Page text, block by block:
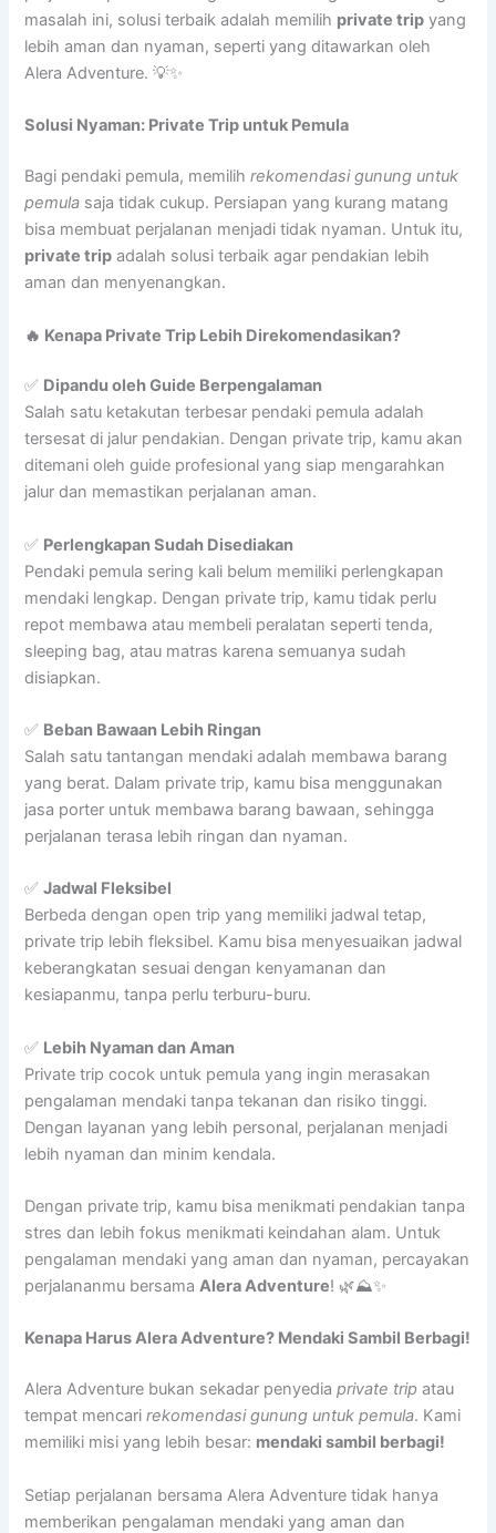
masalah ini, solusi terbaik adalah memilih private trip yang
lebih aman dan nyaman, seperti yang ditawarkan oleh
Alera Adventure. 💡✨
Solusi Nyaman: Private Trip untuk Pemula
Bagi pendaki pemula, memilihrekomendasi gunung untuk
pemula saja tidak cukup. Persiapan yang kurang matang
bisa membuat perjalanan menjadi tidak nyaman. Untuk itu,
private trip adalah solusi terbaik agar pendakian lebih
aman dan menyenangkan.
🔥 Kenapa Private Trip Lebih Direkomendasikan?
✅ Dipandu oleh Guide Berpengalaman
Salah satu ketakutan terbesar pendaki pemula adalah
tersesat di jalur pendakian. Dengan private trip, kamu akan
ditemani oleh guide profesional yang siap mengarahkan
jalur dan memastikan perjalanan aman.
✅ Perlengkapan Sudah Disediakan
Pendaki pemula sering kali belum memiliki perlengkapan
mendaki lengkap. Dengan private trip, kamu tidak perlu
repot membawa atau membeli peralatan seperti tenda,
sleeping bag, atau matras karena semuanya sudah
disiapkan.
✅ Beban Bawaan Lebih Ringan
Salah satu tantangan mendaki adalah membawa barang
yang berat. Dalam private trip, kamu bisa menggunakan
jasa porter untuk membawa barang bawaan, sehingga
perjalanan terasa lebih ringan dan nyaman.
✅Jadwal Fleksibel
Berbeda dengan open trip yang memiliki jadwal tetap,
private trip lebih fleksibel. Kamu bisa menyesuaikan jadwal
keberangkatan sesuai dengan kenyamanan dan
kesiapanmu, tanpa perlu terburu-buru.
✅ Lebih Nyaman dan Aman
Private trip cocok untuk pemula yang ingin merasakan
pengalaman mendaki tanpa tekanan dan risiko tinggi.
Dengan layanan yang lebih personal, perjalanan menjadi
lebih nyaman dan minim kendala.
Dengan private trip, kamu bisa menikmati pendakian tanpa
stres dan lebih fokus menikmati keindahan alam. Untuk
pengalaman mendaki yang aman dan nyaman, percayakan
perjalananmu bersamaAlera Adventure! 🌿⛰✨
Kenapa Harus Alera Adventure? Mendaki Sambil Berbagi!
Alera Adventure bukan sekadar penyediaprivate trip atau
tempat mencarirekomendasi gunung untuk pemula. Kami
memiliki misi yang lebih besar: mendaki sambil berbagi!
Setiap perjalanan bersama Alera Adventure tidak hanya
memberikan pengalaman mendaki yang aman dan